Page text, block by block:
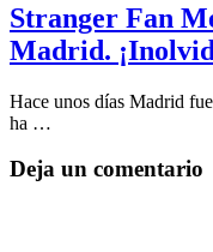
Stranger Fan
Madrid.
Hace unos días Madrid
ha …
Deja un comentario